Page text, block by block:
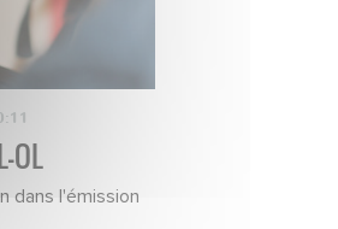
OL
dans l'émission